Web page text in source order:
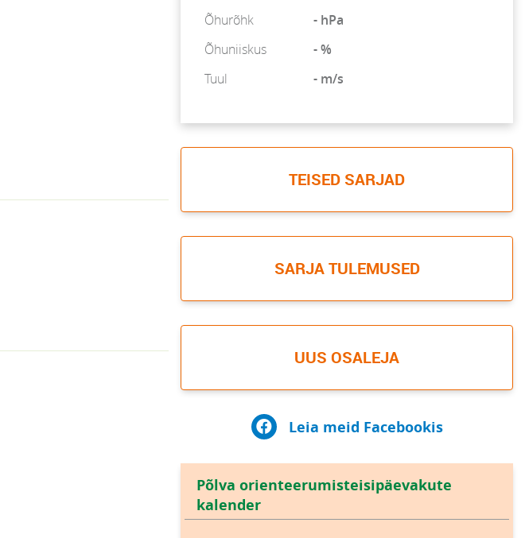
Õhurõhk
- hPa
Õhuniiskus
- %
Tuul
- m/s
TEISED SARJAD
SARJA TULEMUSED
UUS OSALEJA
Leia meid Facebookis
Põlva orienteerumisteisipäevakute
kalender